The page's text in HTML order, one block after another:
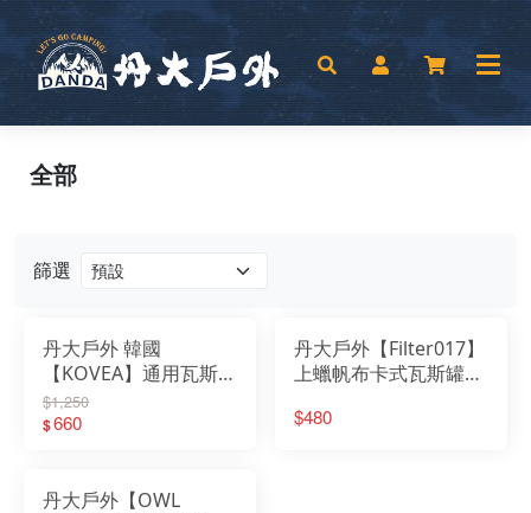
篩選
丹大戶外 韓國
【KOVEA】通用瓦斯罐
噴槍--FIRE BIRD KT-
2511 卡式噴火槍｜瓦
$1,250
$660
丹大戶外【Filter017】
上蠟帆布卡式瓦斯罐套
斯爐│防撞套│瓦斯瓶套
$480
丹大戶外【OWL
全部